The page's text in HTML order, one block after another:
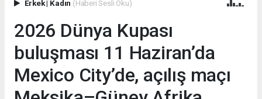
Erkek| Kadın (Haberi Sesli Oku)
2026 Dünya Kupası
buluşması 11 Haziran’da
Mexico City’de, açılış maçı